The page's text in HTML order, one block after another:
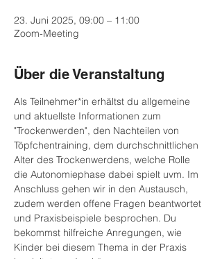
23. Juni 2025, 09:00 – 11:00
Zoom-Meeting
Über die Veranstaltung
Als Teilnehmer*in erhältst du allgemeine
und aktuellste Informationen zum
"Trockenwerden", den Nachteilen von
Töpfchentraining, dem durchschnittlichen
Alter des Trockenwerdens, welche Rolle
die Autonomiephase dabei spielt uvm. Im
Anschluss gehen wir in den Austausch,
zudem werden offene Fragen beantwortet
und Praxisbeispiele besprochen. Du
bekommst hilfreiche Anregungen, wie
Kinder bei diesem Thema in der Praxis